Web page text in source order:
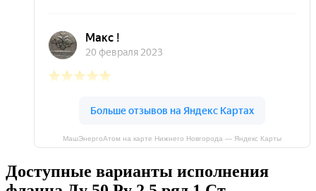
МашЭнергоАтом на карте Нижнего Новгорода — Яндекс Карты
Доступные варианты исполнения